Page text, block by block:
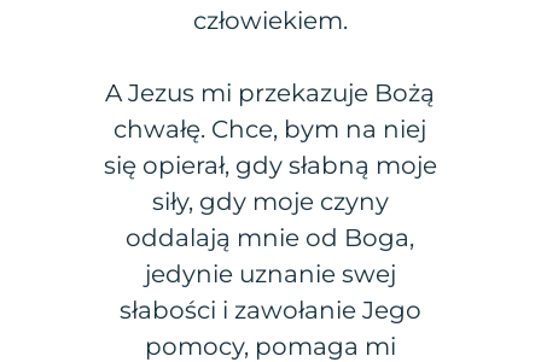
człowiekiem.
A Jezus mi przekazuje Bożą
chwałę. Chce, bym na niej
się opierał, gdy słabną moje
siły, gdy moje czyny
oddalają mnie od Boga,
jedynie uznanie swej
słabości i zawołanie Jego
pomocy, pomaga mi